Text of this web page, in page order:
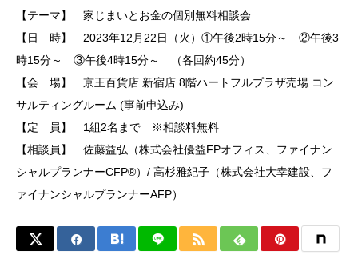
【テーマ】 家じまいとお金の個別無料相談会
【日 時】 2023年12月22日（火）①午後2時15分～ ②午後3
時15分～ ③午後4時15分～ （各回約45分）
【会 場】 京王百貨店 新宿店 8階ハートフルプラザ売場 コン
サルティングルーム (事前申込み)
【定 員】 1組2名まで ※相談料無料
【相談員】 佐藤益弘（株式会社優益FPオフィス、ファイナン
シャルプランナーCFP®）/ 高杉雅紀子（株式会社大幸建設、フ
ァイナンシャルプランナーAFP）